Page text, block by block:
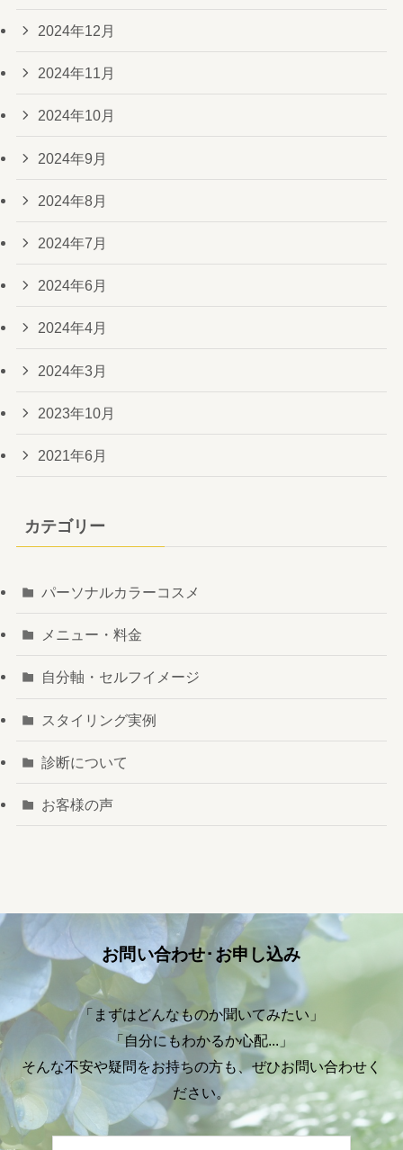
2024年12月
2024年11月
2024年10月
2024年9月
2024年8月
2024年7月
2024年6月
2024年4月
2024年3月
2023年10月
2021年6月
カテゴリー
パーソナルカラーコスメ
メニュー・料金
自分軸・セルフイメージ
スタイリング実例
診断について
お客様の声
お問い合わせ･お申し込み
「まずはどんなものか聞いてみたい」
「自分にもわかるか心配...」
そんな不安や疑問をお持ちの方も、ぜひお問い合わせく
ださい。